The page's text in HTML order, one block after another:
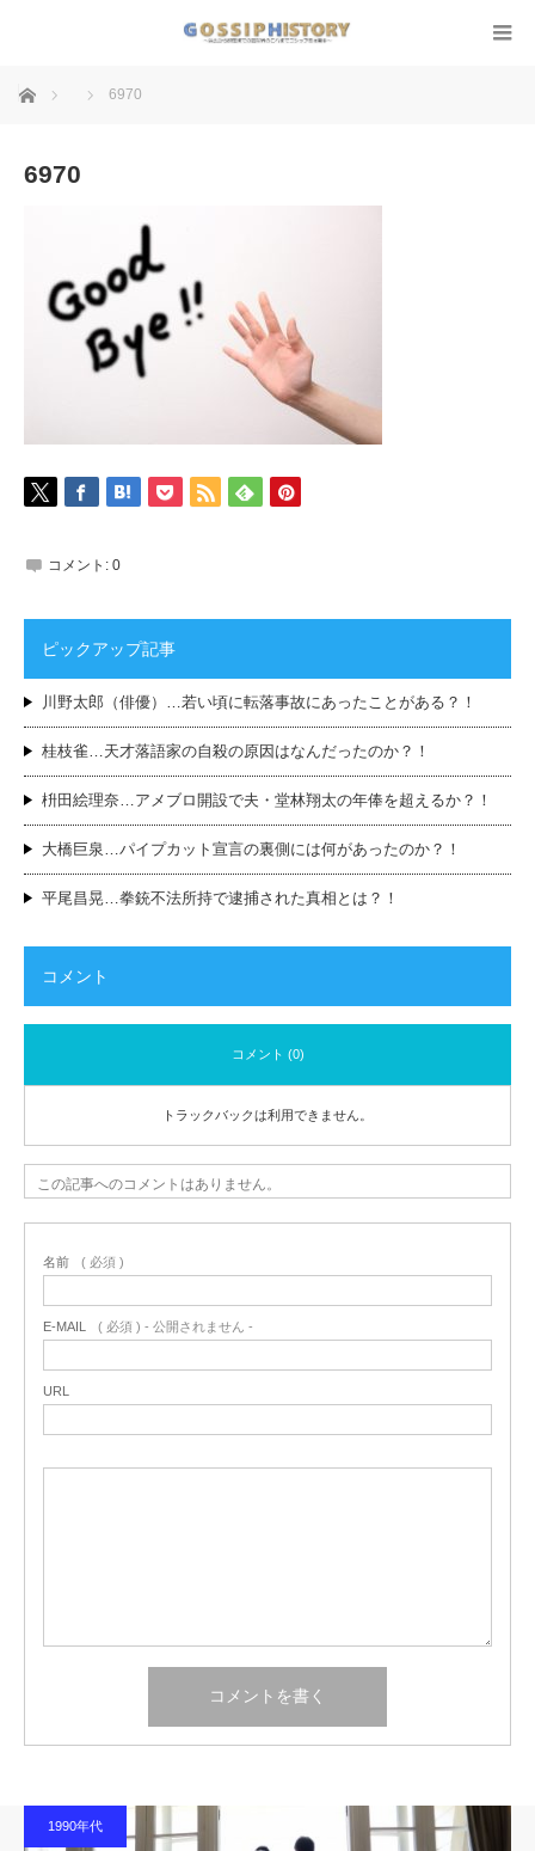
ホーム 6970
6970
コメント: 0
ピックアップ記事
川野太郎（俳優）…若い頃に転落事故にあったことがある？！
桂枝雀…天才落語家の自殺の原因はなんだったのか？！
枡田絵理奈…アメブロ開設で夫・堂林翔太の年俸を超えるか？！
大橋巨泉…パイプカット宣言の裏側には何があったのか？！
平尾昌晃…拳銃不法所持で逮捕された真相とは？！
コメント
コメント (0)
トラックバックは利用できません。
この記事へのコメントはありません。
名前 ( 必須 )
E-MAIL ( 必須 ) - 公開されません -
URL
1990年代